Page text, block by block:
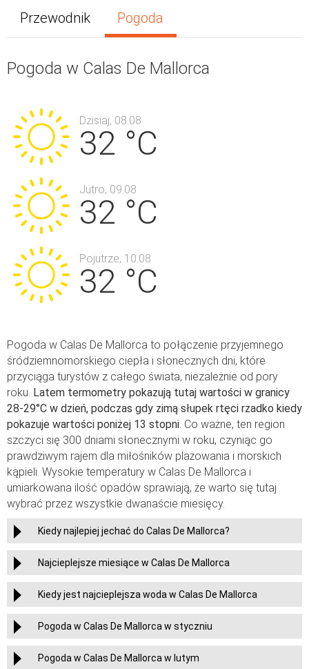
Przewodnik Pogoda
Pogoda w Calas De Mallorca
Dzisiaj, 08.08
32 °C
Jutro, 09.08
32 °C
Pojutrze, 10.08
32 °C
Pogoda w Calas De Mallorca to połączenie przyjemnego
śródziemnomorskiego ciepła i słonecznych dni, które
przyciąga turystów z całego świata, niezależnie od pory
roku. Latem termometry pokazują tutaj wartości w granicy
28-29°C w dzień, podczas gdy zimą słupek rtęci rzadko kiedy
pokazuje wartości poniżej 13 stopni. Co ważne, ten region
szczyci się 300 dniami słonecznymi w roku, czyniąc go
prawdziwym rajem dla miłośników plażowania i morskich
kąpieli. Wysokie temperatury w Calas De Mallorca i
umiarkowana ilość opadów sprawiają, że warto się tutaj
wybrać przez wszystkie dwanaście miesięcy.
Kiedy najlepiej jechać do Calas De Mallorca?
Najcieplejsze miesiące w Calas De Mallorca
Kiedy jest najcieplejsza woda w Calas De Mallorca
Pogoda w Calas De Mallorca w styczniu
Pogoda w Calas De Mallorca w lutym